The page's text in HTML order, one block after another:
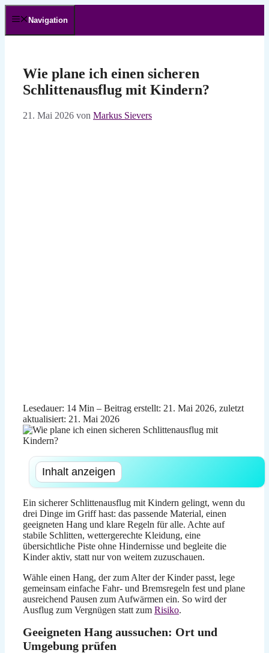
Zum
Inhalt Navigation
Wie plane ich einen sicheren
Schlittenausflug mit Kindern?
21. Mai 2026 von Markus Sievers
Lesedauer: 14 Min – Beitrag erstellt: 21. Mai 2026, zuletzt
aktualisiert: 21. Mai 2026
Inhalt anzeigen
Ein sicherer Schlittenausflug mit Kindern gelingt, wenn du
drei Dinge im Griff hast: das passende Material, einen
geeigneten Hang und klare Regeln für alle. Achte auf
stabile Schlitten, wettergerechte Kleidung, eine
übersichtliche Piste ohne Hindernisse und begleite die
Kinder aktiv, statt nur von weitem zuzuschauen.
Wähle einen Hang, der zum Alter der Kinder passt, lege
gemeinsam einfache Fahr- und Bremsregeln fest und plane
ausreichend Pausen zum Aufwärmen ein. So wird der
Ausflug zum Vergnügen statt zum Risiko.
Geeigneten Hang aussuchen: Ort und
Umgebung prüfen